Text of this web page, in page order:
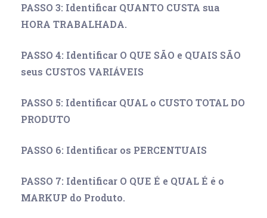
PASSO 3: Identificar QUANTO CUSTA sua
HORA TRABALHADA.
PASSO 4: Identificar O QUE SÃO e QUAIS SÃO
seus CUSTOS VARIÁVEIS
PASSO 5: Identificar QUAL o CUSTO TOTAL DO
PRODUTO
PASSO 6: Identificar os PERCENTUAIS
PASSO 7: Identificar O QUE É e QUAL É é o
MARKUP do Produto.